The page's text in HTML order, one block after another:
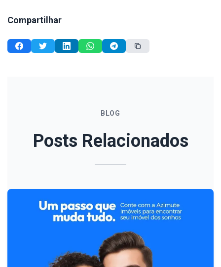
Compartilhar
BLOG
Posts Relacionados